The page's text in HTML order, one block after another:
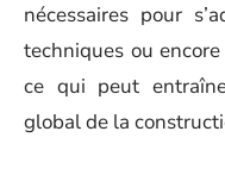
nécessaires pour
techniques ou
ce qui peut
global de la